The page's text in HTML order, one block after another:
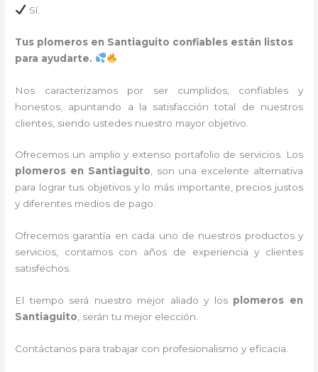
Sí.
Tus plomeros en Santiaguito confiables están listos
para ayudarte.
Nos caracterizamos por ser cumplidos, confiables y
honestos, apuntando a la satisfacción total de nuestros
clientes, siendo ustedes nuestro mayor objetivo.
Ofrecemos un amplio y extenso portafolio de servicios. Los
plomeros en Santiaguito, son una excelente alternativa
para lograr tus objetivos y lo más importante, precios justos
y diferentes medios de pago.
Ofrecemos garantía en cada uno de nuestros productos y
servicios, contamos con años de experiencia y clientes
satisfechos.
El tiempo será nuestro mejor aliado y los plomeros en
Santiaguito , serán tu mejor elección.
Contáctanos para trabajar con profesionalismo y eficacia.